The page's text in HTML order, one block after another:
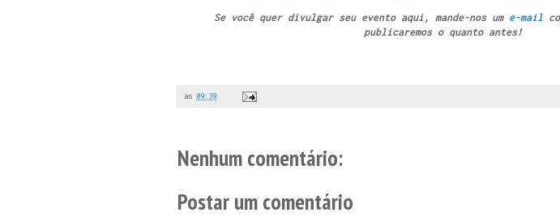
Se você quer divulgar seu evento aqui, mande-nos um e-mail
publicaremos o quanto antes!
às 09:39
Nenhum comentário:
Postar um comentário